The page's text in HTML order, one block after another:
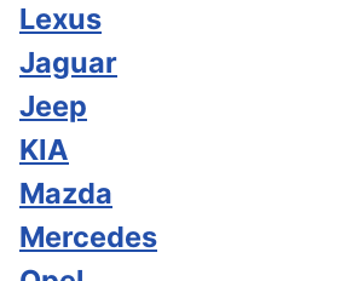
Lexus
Jaguar
Jeep
KIA
Mazda
Mercedes